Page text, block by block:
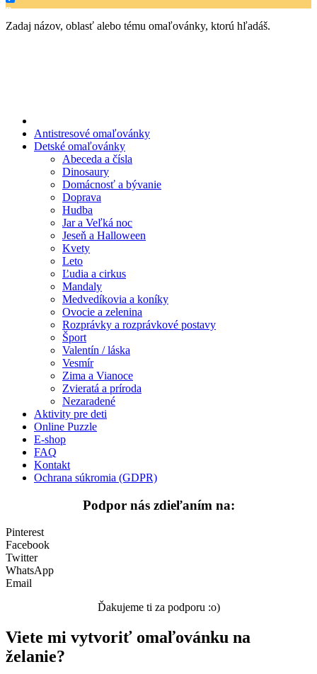
Doprava
Hudba
Ľudia a cirkus
Medvedíkovia a koníky
Ovocie a zelenina
Rozprávky a rozprávkové postavy
Valentín / láska
Zima a Vianoce
Zvieratá a príroda
Zadaj názov, oblasť alebo tému omaľovánky, ktorú hľadáš.
Antistresové omaľovánky
Detské omaľovánky
Abeceda a čísla
Dinosaury
Domácnosť a bývanie
Doprava
Hudba
Jar a Veľká noc
Jeseň a Halloween
Kvety
Leto
Ľudia a cirkus
Mandaly
Medvedíkovia a koníky
Ovocie a zelenina
Rozprávky a rozprávkové postavy
Šport
Valentín / láska
Vesmír
Zima a Vianoce
Zvieratá a príroda
Nezaradené
Aktivity pre deti
Online Puzzle
E-shop
FAQ
Kontakt
Ochrana súkromia (GDPR)
Podpor nás zdieľaním na:
Pinterest
Facebook
Twitter
WhatsApp
Email
Ďakujeme ti za podporu :o)
Viete mi vytvoriť omaľovánku na
želanie?